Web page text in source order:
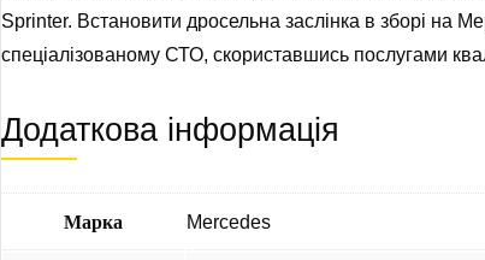
Sprinter. Встановити дросельна заслінка в зборі на
спеціалізованому СТО, скориставшись послугами
Додаткова інформація
Марка Mercedes